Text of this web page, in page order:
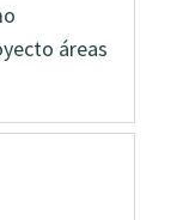
áreas